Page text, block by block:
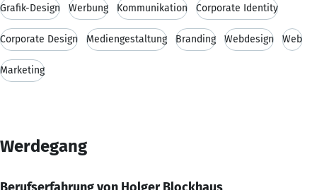
Grafik-Design Werbung Kommunikation Corporate Identity
Corporate Design Mediengestaltung Branding Webdesign Web
Marketing
Werdegang
Berufserfahrung von Holger Blockhaus